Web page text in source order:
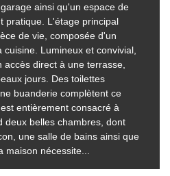
ainsi qu'un espace de
pratique. L'étage principal
de vie, composée d'un
Lumineux et convivial,
direct à une terrasse,
jours. Des toilettes
buanderie complètent ce
entièrement consacré à
deux belles chambres, dont
une salle de bains ainsi que
nécessite...